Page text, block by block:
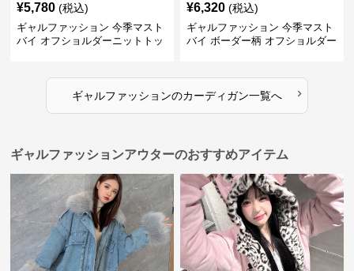
¥5,780 (税込)
ギャルファッション 今季マスト
バイ オフショルダーニットトッ
¥6,320 (税込)
ギャルファッション 今季マスト
バイ ボーダー柄 オフショルダー
ギャルファッションのカーディガン一覧へ ›
ギャルファッションアウターのおすすめアイテム